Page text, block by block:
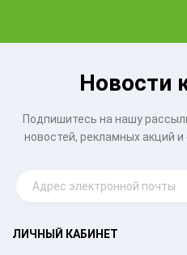
Новости
Подпишитесь на нашу
новостей, рекламных акций
ЛИЧНЫЙ КАБИНЕТ